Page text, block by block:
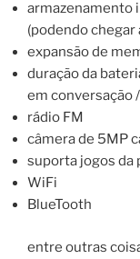
armazenamento
(podendo chegar
expansão de
duração da
em conversação
rádio FM
câmera de 5MP
suporta jogos da
WiFi
BlueTooth
entre outras